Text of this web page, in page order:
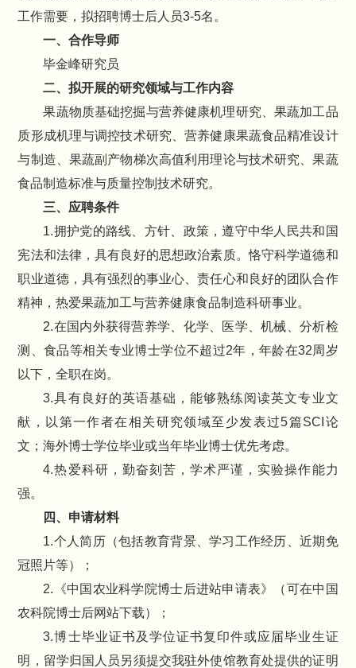
工作需要，拟招聘博士后人员3-5名。
一、合作导师
毕金峰研究员
二、拟开展的研究领域与工作内容
果蔬物质基础挖掘与营养健康机理研究、果蔬加工品
质形成机理与调控技术研究、营养健康果蔬食品精准设计
与制造、果蔬副产物梯次高值利用理论与技术研究、果蔬
食品制造标准与质量控制技术研究。
三、应聘条件
1.拥护党的路线、方针、政策，遵守中华人民共和国
宪法和法律，具有良好的思想政治素质。恪守科学道德和
职业道德，具有强烈的事业心、责任心和良好的团队合作
精神，热爱果蔬加工与营养健康食品制造科研事业。
2.在国内外获得营养学、化学、医学、机械、分析检
测、食品等相关专业博士学位不超过2年，年龄在32周岁
以下，全职在岗。
3.具有良好的英语基础，能够熟练阅读英文专业文
献，以第一作者在相关研究领域至少发表过5篇SCI论
文；海外博士学位毕业或当年毕业博士优先考虑。
4.热爱科研，勤奋刻苦，学术严谨，实验操作能力
强。
四、申请材料
1.个人简历（包括教育背景、学习工作经历、近期免
冠照片等）；
2.《中国农业科学院博士后进站申请表》（可在中国
农科院博士后网站下载）；
3.博士毕业证书及学位证书复印件或应届毕业生证
明，留学归国人员另须提交我驻外使馆教育处提供的证明